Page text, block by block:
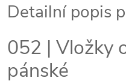
Detailní popis
052 | Vložky
pánské